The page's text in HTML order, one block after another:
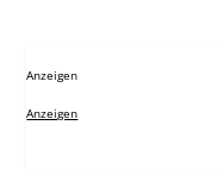
Anzeigen
Anzeigen